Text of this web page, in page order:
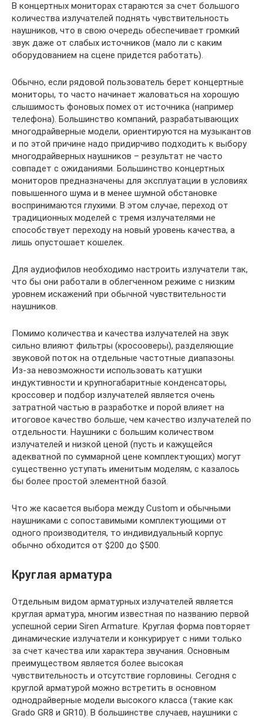
В концертных мониторах стараются за счет большого
количества излучателей поднять чувствительность
наушников, что в свою очередь обеспечивает громкий
звук даже от слабых источников (мало ли с каким
оборудованием на сцене придется работать).
Обычно, если рядовой пользователь берет концертные
мониторы, то часто начинает жаловаться на хорошую
слышимость фоновых помех от источника (например
телефона). Большинство компаний, разрабатывающих
многодрайверные модели, ориентируются на музыкантов
и по этой причине надо придирчиво подходить к выбору
многодрайверных наушников – результат не часто
совпадет с ожиданиями. Большинство концертных
мониторов предназначены для эксплуатации в условиях
повышенного шума и в менее шумной обстановке
воспринимаются глухими. В этом случае, переход от
традиционных моделей с тремя излучателями не
способствует переходу на новый уровень качества, а
лишь опустошает кошелек.
Для аудиофилов необходимо настроить излучатели так,
что бы они работали в облегченном режиме с низким
уровнем искажений при обычной чувствительности
наушников.
Помимо количества и качества излучателей на звук
сильно влияют фильтры (кросооверы), разделяющие
звуковой поток на отдельные частотные диапазоны.
Из-за невозможности использовать катушки
индуктивности и крупногабаритные конденсаторы,
кроссовер и подбор излучателей является очень
затратной частью в разработке и порой влияет на
итоговое качество больше, чем качество излучателей по
отдельности. Наушники с большим количеством
излучателей и низкой ценой (пусть и кажущейся
адекватной по суммарной цене комплектующих) могут
существенно уступать именитым моделям, с казалось
бы более простой элементной базой.
Что же касается выбора между Custom и обычными
наушниками с сопоставимыми комплектующими от
одного производителя, то индивидуальный корпус
обычно обходится от $200 до $500.
Круглая арматура
Отдельным видом арматурных излучателей является
круглая арматура, многим известная по названию первой
успешной серии Siren Armature. Круглая форма повторяет
динамические излучатели и конкурирует с ними только
за счет качества или характера звучания. Основным
преимуществом является более высокая
чувствительность и отсутствие горловины. Сегодня с
круглой арматурой можно встретить в основном
однодрайверные модели высокого класса (такие как
Grado GR8 и GR10). В большинстве случаев, наушники с